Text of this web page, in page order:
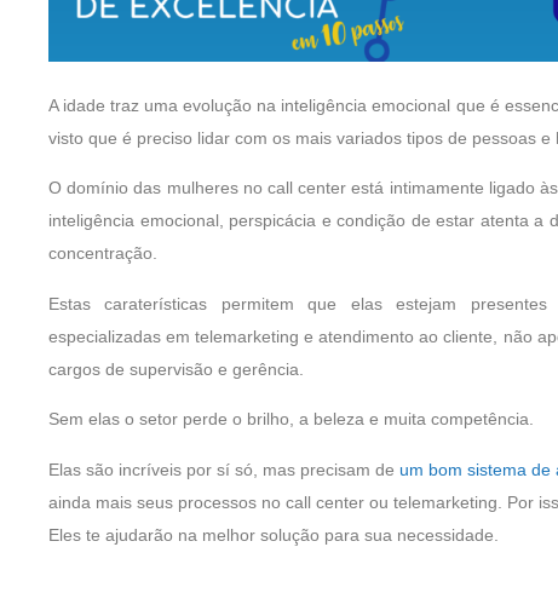
A idade traz uma evolução na inteligência emocional que é
visto que é preciso lidar com os mais variados tipos de pessoas e
O domínio das mulheres no call center está intimamente ligado
inteligência emocional, perspicácia e condição de estar atenta a
concentração.
Estas caraterísticas permitem que elas estejam
especializadas em telemarketing e atendimento ao cliente, não
cargos de supervisão e gerência.
Sem elas o setor perde o brilho, a beleza e muita competência.
Elas são incríveis por sí só, mas precisam de um bom sistema de
ainda mais seus processos no call center ou telemarketing. Por
Eles te ajudarão na melhor solução para sua necessidade.